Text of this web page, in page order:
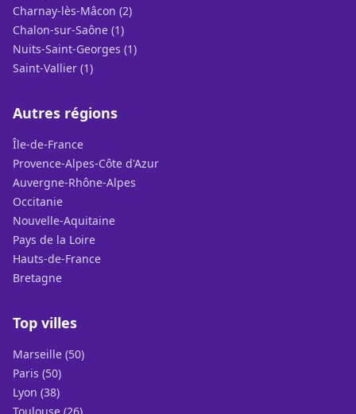
Charnay-lès-Mâcon (2)
Chalon-sur-Saône (1)
Nuits-Saint-Georges (1)
Saint-Vallier (1)
Autres régions
Île-de-France
Provence-Alpes-Côte d'Azur
Auvergne-Rhône-Alpes
Occitanie
Nouvelle-Aquitaine
Pays de la Loire
Hauts-de-France
Bretagne
Top villes
Marseille (50)
Paris (50)
Lyon (38)